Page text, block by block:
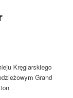
Kręglarskiego
Grand